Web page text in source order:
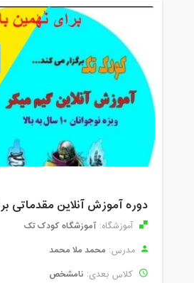
آموزشگاه: آموزشگاه کودک تک
مدرس: محمد ملا محمد
کلاس بعدی: نامشخص